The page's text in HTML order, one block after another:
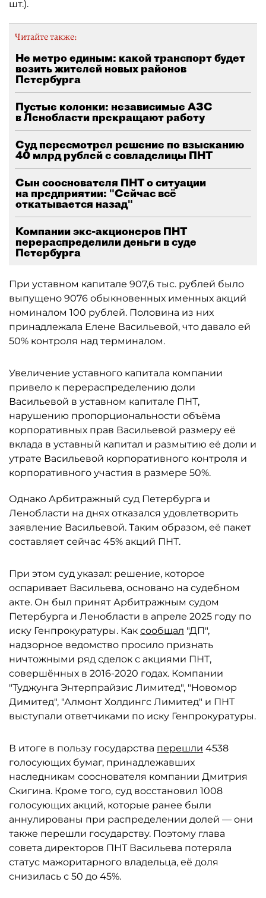
шт.).
Читайте также:
Не метро единым: какой транспорт будет
возить жителей новых районов
Петербурга
Пустые колонки: независимые АЗС
в Ленобласти прекращают работу
Суд пересмотрел решение по взысканию
40 млрд рублей с совладелицы ПНТ
Сын сооснователя ПНТ о ситуации
на предприятии: "Сейчас всё
откатывается назад"
Компании экс-акционеров ПНТ
перераспределили деньги в суде
Петербурга
При уставном капитале 907,6 тыс. рублей было
выпущено 9076 обыкновенных именных акций
номиналом 100 рублей. Половина из них
принадлежала Елене Васильевой, что давало ей
50% контроля над терминалом.
Увеличение уставного капитала компании
привело к перераспределению доли
Васильевой в уставном капитале ПНТ,
нарушению пропорциональности объёма
корпоративных прав Васильевой размеру её
вклада в уставный капитал и размытию её доли и
утрате Васильевой корпоративного контроля и
корпоративного участия в размере 50%.
Однако Арбитражный суд Петербурга и
Ленобласти на днях отказался удовлетворить
заявление Васильевой. Таким образом, её пакет
составляет сейчас 45% акций ПНТ.
При этом суд указал: решение, которое
оспаривает Васильева, основано на судебном
акте. Он был принят Арбитражным судом
Петербурга и Ленобласти в апреле 2025 году по
иску Генпрокуратуры. Как сообщал "ДП",
надзорное ведомство просило признать
ничтожными ряд сделок с акциями ПНТ,
совершённых в 2016-2020 годах. Компании
"Туджунга Энтерпрайзис Лимитед", "Новомор
Димитед", "Алмонт Холдингс Лимитед" и ПНТ
выступали ответчиками по иску Генпрокуратуры.
В итоге в пользу государства перешли 4538
голосующих бумаг, принадлежавших
наследникам сооснователя компании Дмитрия
Скигина. Кроме того, суд восстановил 1008
голосующих акций, которые ранее были
аннулированы при распределении долей — они
также перешли государству. Поэтому глава
совета директоров ПНТ Васильева потеряла
статус мажоритарного владельца, её доля
снизилась с 50 до 45%.